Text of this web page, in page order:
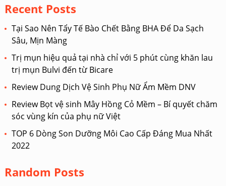
Recent Posts
Tại Sao Nên Tẩy Tế Bào Chết Bằng BHA Để Da Sạch
Sâu, Mịn Màng
Trị mụn hiệu quả tại nhà chỉ với 5 phút cùng khăn lau
trị mụn Bulvi đến từ Bicare
Review Dung Dịch Vệ Sinh Phụ Nữ Ẩm Mềm DNV
Review Bọt vệ sinh Mây Hồng Cỏ Mềm – Bí quyết chăm
sóc vùng kín của phụ nữ Việt
TOP 6 Dòng Son Dưỡng Môi Cao Cấp Đáng Mua Nhất
2022
Random Posts